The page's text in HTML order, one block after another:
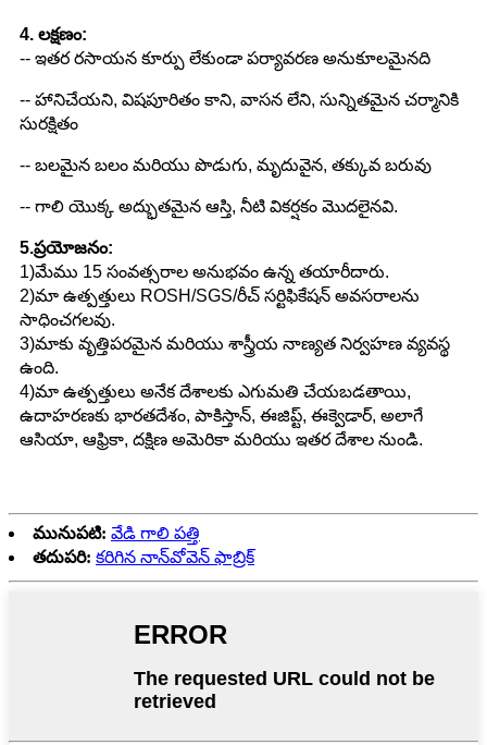
4. లక్షణం:
-- ఇతర రసాయన కూర్పు లేకుండా పర్యావరణ అనుకూలమైనది
-- హానిచేయని, విషపూరితం కాని, వాసన లేని, సున్నితమైన చర్మానికి
సురక్షితం
-- బలమైన బలం మరియు పొడుగు, మృదువైన, తక్కువ బరువు
-- గాలి యొక్క అద్భుతమైన ఆస్తి, నీటి వికర్షకం మొదలైనవి.
5.ప్రయోజనం:
1)మేము 15 సంవత్సరాల అనుభవం ఉన్న తయారీదారు.
2)మా ఉత్పత్తులు ROSH/SGS/రీచ్ సర్టిఫికేషన్ అవసరాలను
సాధించగలవు.
3)మాకు వృత్తిపరమైన మరియు శాస్త్రీయ నాణ్యత నిర్వహణ వ్యవస్థ
ఉంది.
4)మా ఉత్పత్తులు అనేక దేశాలకు ఎగుమతి చేయబడతాయి,
ఉదాహరణకు భారతదేశం, పాకిస్తాన్, ఈజిప్ట్, ఈక్వెడార్, అలాగే
ఆసియా, ఆఫ్రికా, దక్షిణ అమెరికా మరియు ఇతర దేశాల నుండి.
మునుపటి: వేడి గాలి పత్తి
తదుపరి: కరిగిన నాన్‌వోవెన్ ఫాబ్రిక్